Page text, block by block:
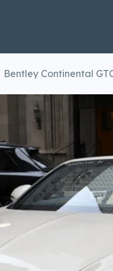
Bentley Continental